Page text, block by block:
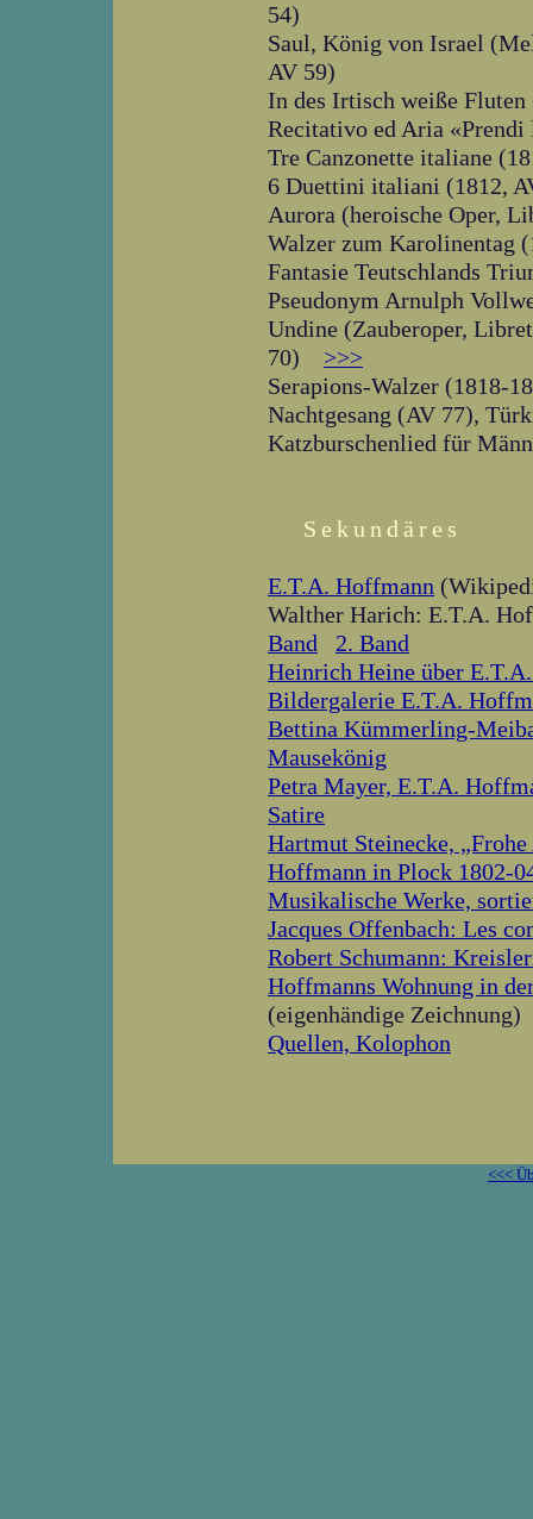
54)
Saul, König von Israel
AV 59)
In des Irtisch weiße
Recitativo ed Aria
Tre Canzonette italiane
6 Duettini italiani (1812,
Aurora (heroische Oper,
Walzer zum Karolinentag
Fantasie Teutschlands
Pseudonym Arnulph
Undine (Zauberoper,
70) >>>
Serapions-Walzer (1818-
Nachtgesang (AV 77),
Katzburschenlied für
Sekundäres
E.T.A. Hoffmann
Walther Harich: E.T.A.
Band
2. Band
Heinrich Heine über
Bildergalerie E.T.A.
Bettina Kümmerling-
Mausekönig
Petra Mayer, E.T.A.
Satire
Hartmut Steinecke,
Hoffmann in Plock 1802-
Musikalische Werke,
Jacques Offenbach: Les
Robert Schumann:
Hoffmanns Wohnung in
(eigenhändige Zeichnung)
Quellen, Kolophon
<<<